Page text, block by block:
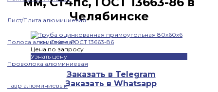
Лист/Плита алюминиевая
Полоса алюминиевая
Проволока алюминиевая
Тавр алюминиевый
Челябинске
Цена по запросу
Узнать цену
Заказать в Telegram
Заказать в Whatsapp